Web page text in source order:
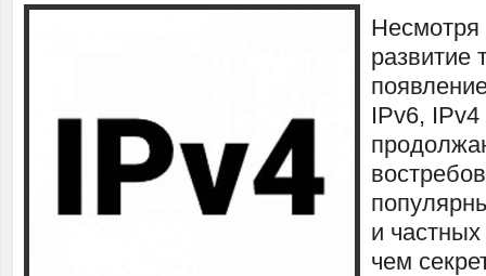
Несмотря
развитие
IPv6, IPv4
и
чем